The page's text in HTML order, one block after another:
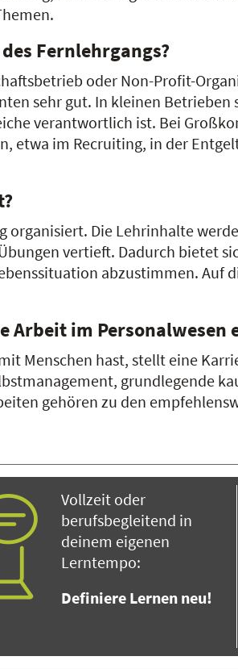
Fernlehrgangs?
oder Non-Profit-
sehr gut. In kleinen
verantwortlich ist. Bei
etwa im Recruiting, in der
Die Lehrinhalte
vertieft. Dadurch bietet
abzustimmen. Auf
Arbeit im Personalwesen
Menschen hast, stellt eine
grundlegende
gehören zu den
Vollzeit oder
berufsbegleitend in
deinem eigenen
Lerntempo:
Definiere Lernen neu!